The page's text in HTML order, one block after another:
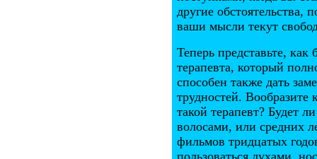
другие
ваши мысли текут
Теперь представьте,
терапевта, который
способен также дать
трудностей. Вообразите
такой терапевт? Будет
волосами, или средних
фильмов тридцатых